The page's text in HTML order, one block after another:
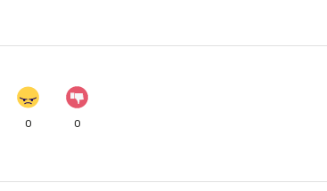
0 0